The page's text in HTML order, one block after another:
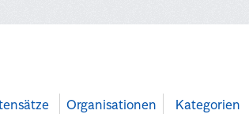
Organisationen Kategorien